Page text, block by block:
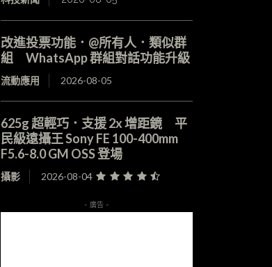
改進投票功能．@所有人．類似群
組 WhatsApp 群組對話功能升級
流動應用 2026-08-05
625g 超輕巧．支援 2x 增距鏡 平
民級遠攝王 Sony FE 100-400mm
F5.6-8.0 GM OSS 登場
攝影 2026-08-04
- 廣告 -